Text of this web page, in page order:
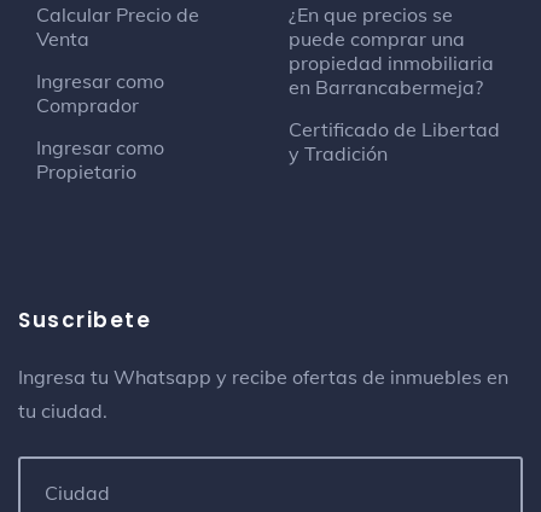
Calcular Precio de
Venta
Ingresar como
Comprador
Ingresar como
Propietario
¿En que precios se
puede comprar una
propiedad inmobiliaria
en Barrancabermeja?
Certificado de Libertad
y Tradición
Suscribete
Ingresa tu Whatsapp y recibe ofertas de inmuebles en
tu ciudad.